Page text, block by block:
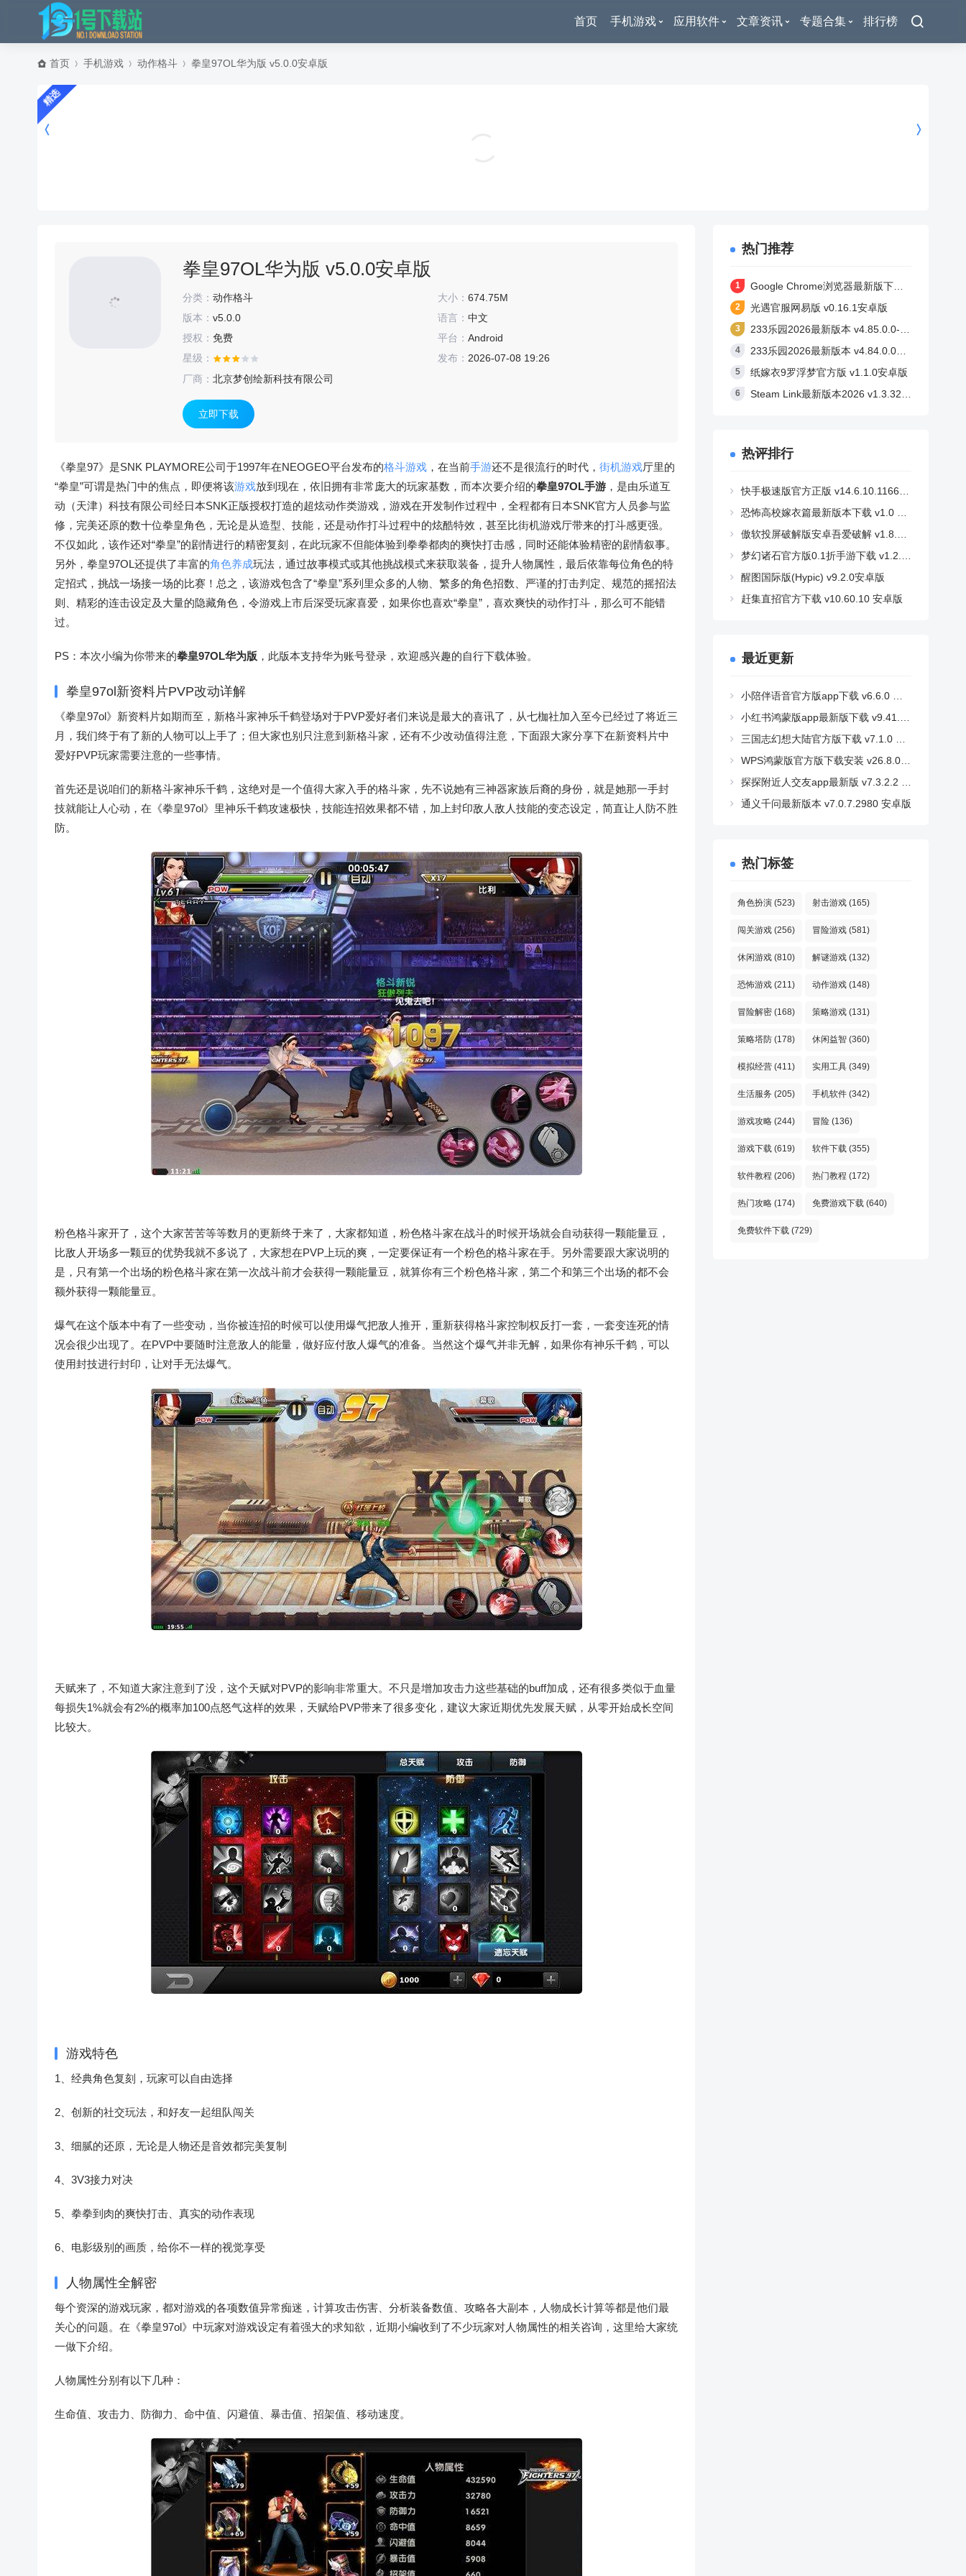
首页 手机游戏 应用软件 文章资讯 专题合集 排行榜
首页 手机游戏 动作格斗 拳皇97OL华为版 v5.0.0安卓版
精选
拳皇97OL华为版 v5.0.0安卓版
分类： 动作格斗 大小： 674.75M
版本： v5.0.0 语言： 中文
授权： 免费 平台： Android
星级：
发布： 2026-07-08 19:26
厂商： 北京梦创绘新科技有限公司
立即下载
《拳皇97》是SNK PLAYMORE公司于1997年在NEOGEO平台发布的格斗游戏 ，在当前手游还不是很流行的时代， 街机游戏厅里的
“拳皇”可谓是热门中的焦点，即便将该游戏放到现在，依旧拥有非常庞大的玩家基数，而本次要介绍的拳皇97OL手游 ，是由乐道互
动（天津）科技有限公司经日本SNK正版授权打造的超炫动作类游戏，游戏在开发制作过程中，全程都有日本SNK官方人员参与监
修，完美还原的数十位拳皇角色，无论是从造型、技能，还是动作打斗过程中的炫酷特效，甚至比街机游戏厅带来的打斗感更强。
不仅如此，该作还对“拳皇”的剧情进行的精密复刻，在此玩家不但能体验到拳拳都肉的爽快打击感，同时还能体验精密的剧情叙事。
另外，拳皇97OL还提供了丰富的角色养成玩法，通过故事模式或其他挑战模式来获取装备，提升人物属性，最后依靠每位角色的特
定招式，挑战一场接一场的比赛！总之，该游戏包含了“拳皇”系列里众多的人物、繁多的角色招数、严谨的打击判定、规范的摇招法
则、精彩的连击设定及大量的隐藏角色，令游戏上市后深受玩家喜爱，如果你也喜欢“拳皇”，喜欢爽快的动作打斗，那么可不能错
过。
PS：本次小编为你带来的拳皇97OL华为版 ，此版本支持华为账号登录，欢迎感兴趣的自行下载体验。
拳皇97ol新资料片PVP改动详解
《拳皇97ol》新资料片如期而至，新格斗家神乐千鹤登场对于PVP爱好者们来说是最大的喜讯了，从七枷社加入至今已经过了将近三
月，我们终于有了新的人物可以上手了；但大家也别只注意到新格斗家，还有不少改动值得注意，下面跟大家分享下在新资料片中
爱好PVP玩家需要注意的一些事情。
首先还是说咱们的新格斗家神乐千鹤，这绝对是一个值得大家入手的格斗家，先不说她有三神器家族后裔的身份，就是她那一手封
技就能让人心动，在《拳皇97ol》里神乐千鹤攻速极快，技能连招效果都不错，加上封印敌人敌人技能的变态设定，简直让人防不胜
防。
粉色格斗家开了，这个大家苦苦等等数月的更新终于来了，大家都知道，粉色格斗家在战斗的时候开场就会自动获得一颗能量豆，
比敌人开场多一颗豆的优势我就不多说了，大家想在PVP上玩的爽，一定要保证有一个粉色的格斗家在手。另外需要跟大家说明的
是，只有第一个出场的粉色格斗家在第一次战斗前才会获得一颗能量豆，就算你有三个粉色格斗家，第二个和第三个出场的都不会
额外获得一颗能量豆。
爆气在这个版本中有了一些变动，当你被连招的时候可以使用爆气把敌人推开，重新获得格斗家控制权反打一套，一套变连死的情
况会很少出现了。在PVP中要随时注意敌人的能量，做好应付敌人爆气的准备。当然这个爆气并非无解，如果你有神乐千鹤，可以
使用封技进行封印，让对手无法爆气。
天赋来了，不知道大家注意到了没，这个天赋对PVP的影响非常重大。不只是增加攻击力这些基础的buff加成，还有很多类似于血量
每损失1%就会有2%的概率加100点怒气这样的效果，天赋给PVP带来了很多变化，建议大家近期优先发展天赋，从零开始成长空间
比较大。
游戏特色
1、经典角色复刻，玩家可以自由选择
2、创新的社交玩法，和好友一起组队闯关
3、细腻的还原，无论是人物还是音效都完美复制
4、3V3接力对决
5、拳拳到肉的爽快打击、真实的动作表现
6、电影级别的画质，给你不一样的视觉享受
人物属性全解密
每个资深的游戏玩家，都对游戏的各项数值异常痴迷，计算攻击伤害、分析装备数值、攻略各大副本，人物成长计算等都是他们最
关心的问题。在《拳皇97ol》中玩家对游戏设定有着强大的求知欲，近期小编收到了不少玩家对人物属性的相关咨询，这里给大家统
一做下介绍。
人物属性分别有以下几种：
生命值、攻击力、防御力、命中值、闪避值、暴击值、招架值、移动速度。
热门推荐
Google Chrome浏览器最新版下载 v138.0.7204.180 安卓版
光遇官服网易版 v0.16.1安卓版
233乐园2026最新版本 v4.85.0.0-4858767安卓版
233乐园2026最新版本 v4.84.0.0安卓版
纸嫁衣9罗浮梦官方版 v1.1.0安卓版
Steam Link最新版本2026 v1.3.32安卓版
热评排行
快手极速版官方正版 v14.6.10.11662安卓版
恐怖高校嫁衣篇最新版本下载 v1.0 安卓版
傲软投屏破解版安卓吾爱破解 v1.8.36 安卓版
梦幻诸石官方版0.1折手游下载 v1.2.2 安卓版
醒图国际版(Hypic) v9.2.0安卓版
赶集直招官方下载 v10.60.10 安卓版
最近更新
小陪伴语音官方版app下载 v6.6.0 安卓版
小红书鸿蒙版app最新版下载 v9.41.2 安卓版
三国志幻想大陆官方版下载 v7.1.0 安卓版
WPS鸿蒙版官方版下载安装 v26.8.0 安卓版
探探附近人交友app最新版 v7.3.2.2 安卓版
通义千问最新版本 v7.0.7.2980 安卓版
热门标签
角色扮演 (523) 射击游戏 (165)
闯关游戏 (256) 冒险游戏 (581)
休闲游戏 (810) 解谜游戏 (132)
恐怖游戏 (211) 动作游戏 (148)
冒险解密 (168) 策略游戏 (131)
策略塔防 (178) 休闲益智 (360)
模拟经营 (411) 实用工具 (349)
生活服务 (205) 手机软件 (342)
游戏攻略 (244) 冒险 (136)
游戏下载 (619) 软件下载 (355)
软件教程 (206) 热门教程 (172)
热门攻略 (174) 免费游戏下载 (640)
免费软件下载 (729)